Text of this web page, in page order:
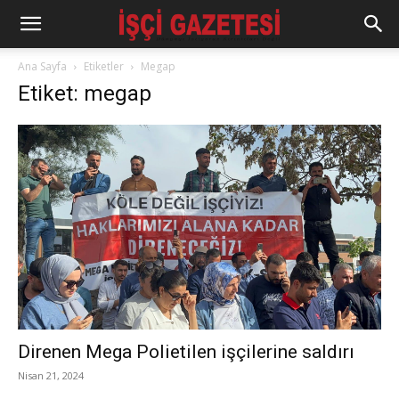
Ana Sayfa Etiketler Megap
Etiket: megap
Direnen Mega Polietilen işçilerine saldırı
Nisan 21, 2024